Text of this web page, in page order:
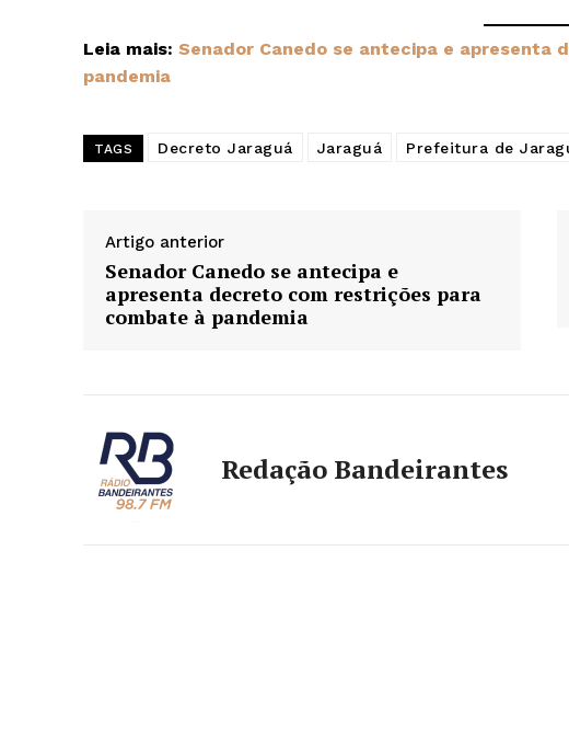
Leia mais: Senador Canedo se antecipa e apresenta
pandemia
TAGS Decreto Jaraguá Jaraguá Prefeitura de
Artigo anterior
Senador Canedo se antecipa e
apresenta decreto com restrições para
combate à pandemia
Redação Bandeirantes